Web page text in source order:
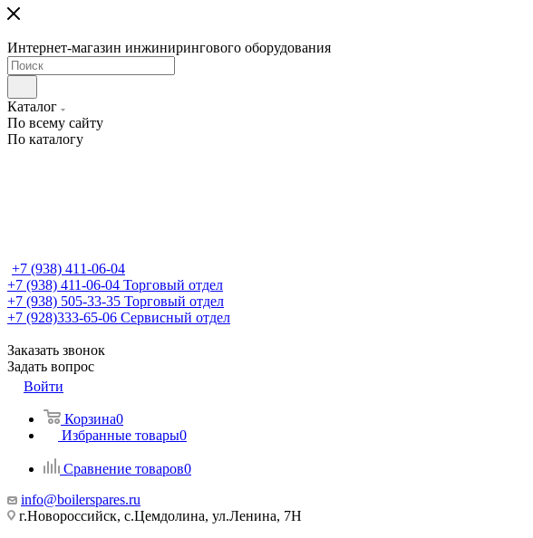
Интернет-магазин инжинирингового оборудования
Каталог
По всему сайту
По каталогу
+7 (938) 411-06-04
+7 (938) 411-06-04 Торговый отдел
+7 (938) 505-33-35 Торговый отдел
+7 (928)333-65-06 Сервисный отдел
Заказать звонок
Задать вопрос
Войти
Корзина0
Избранные товары0
Сравнение товаров0
info@boilerspares.ru
г.Новороссийск, с.Цемдолина, ул.Ленина, 7Н